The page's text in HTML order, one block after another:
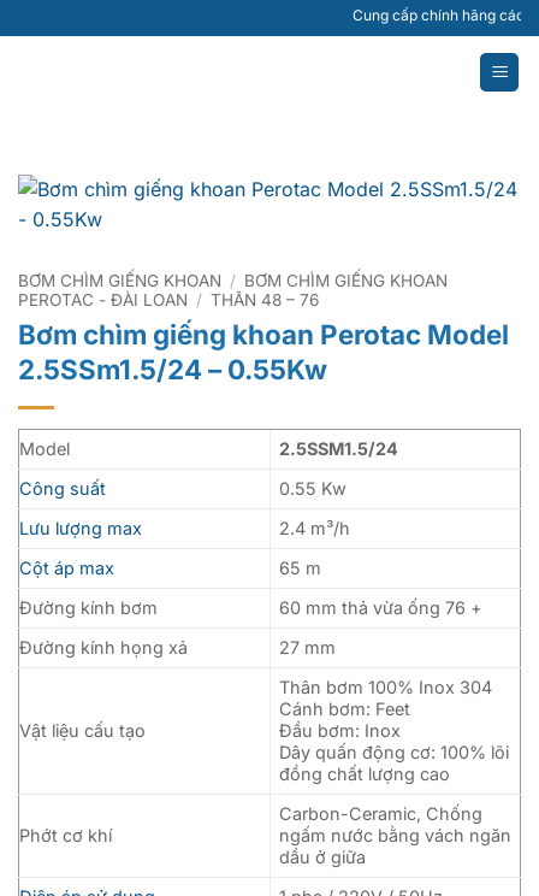
qua
Cung cấp chính hãng các loại
BƠM CHÌM GIẾNG KHOAN / BƠM CHÌM GIẾNG KHOAN
PEROTAC - ĐÀI LOAN / THÂN 48 – 76
Bơm chìm giếng khoan Perotac Model
2.5SSm1.5/24 – 0.55Kw
Model
2.5SSM1.5/24
Công suất
0.55 Kw
Lưu lượng max
2.4 m³/h
Cột áp max
65 m
Đường kính bơm
60 mm thả vừa ống 76 +
Đường kính họng xả
27 mm
Vật liệu cấu tạo
Thân bơm 100% Inox 304
Cánh bơm: Feet
Đầu bơm: Inox
Dây quấn động cơ: 100% lõi
đồng chất lượng cao
Phớt cơ khí
Carbon-Ceramic, Chống
ngấm nước bằng vách ngăn
dầu ở giữa